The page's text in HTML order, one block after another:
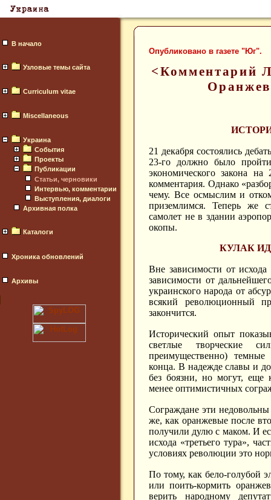
В начало
Узловые темы сайта
Curriculum vitae
Miscellaneous
Украина
События
Проекты
Публикации
Статьи, черновики
Интервью, комментарии
Выступления, диалоги
Архивная полка
Каталоги
Хроника обновлений
Архивы
Опубликовано в газете "Юг".
<Комментарий
21 декабря состоялись
23-го должно было
экономического закона
комментария. Однако
чему. Все осмыслим и
приземлимся. Теперь же
самолет не в здании
окопы.
КУЛАК
Вне зависимости от
зависимости от
украинского народа от
всякий революционный
закончится.
Исторический опыт
светлые творческие
преимущественно)
конца. В надежде славы и
без боязни, но могут, еще
менее оптимистичных
Сограждане эти
же, как оранжевые после
получили дулю с маком. И
исхода «третьего тура»,
условиях революции это
По тому, как бело-голубой
или поить-кормить
верить народному